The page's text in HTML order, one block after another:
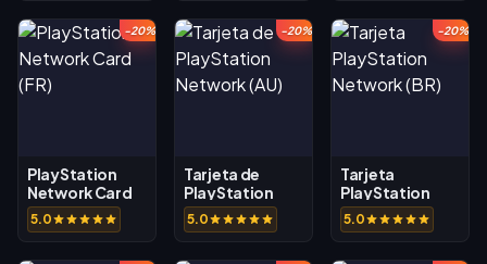
-20%
PlayStation
Network Card
(FR)
5.0
-20%
Tarjeta de
PlayStation
Network (AU)
5.0
-20%
Tarjeta
PlayStation
Network (BR)
5.0